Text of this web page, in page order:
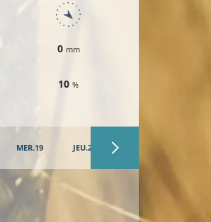
0 mm
10%
MER.19 JEU.20